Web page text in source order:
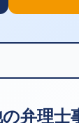
弁理士